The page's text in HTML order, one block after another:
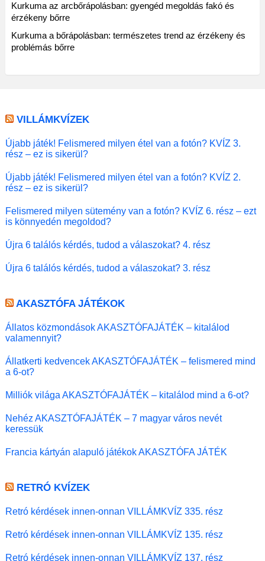
Kurkuma az arcbőrápolásban: gyengéd megoldás fakó és
érzékeny bőrre
Kurkuma a bőrápolásban: természetes trend az érzékeny és
problémás bőrre
VILLÁMKVÍZEK
Újabb játék! Felismered milyen étel van a fotón? KVÍZ 3.
rész – ez is sikerül?
Újabb játék! Felismered milyen étel van a fotón? KVÍZ 2.
rész – ez is sikerül?
Felismered milyen sütemény van a fotón? KVÍZ 6. rész – ezt
is könnyedén megoldod?
Újra 6 találós kérdés, tudod a válaszokat? 4. rész
Újra 6 találós kérdés, tudod a válaszokat? 3. rész
AKASZTÓFA JÁTÉKOK
Állatos közmondások AKASZTÓFAJÁTÉK – kitalálod
valamennyit?
Állatkerti kedvencek AKASZTÓFAJÁTÉK – felismered mind
a 6-ot?
Milliók világa AKASZTÓFAJÁTÉK – kitalálod mind a 6-ot?
Nehéz AKASZTÓFAJÁTÉK – 7 magyar város nevét
keressük
Francia kártyán alapuló játékok AKASZTÓFA JÁTÉK
RETRÓ KVÍZEK
Retró kérdések innen-onnan VILLÁMKVÍZ 335. rész
Retró kérdések innen-onnan VILLÁMKVÍZ 135. rész
Retró kérdések innen-onnan VILLÁMKVÍZ 137. rész